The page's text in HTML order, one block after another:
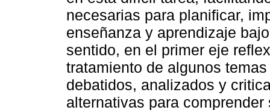
necesarias para planificar,
enseñanza y aprendizaje
sentido, en el primer eje
tratamiento de algunos
debatidos, analizados y
alternativas para